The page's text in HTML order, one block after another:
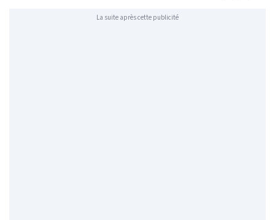
La suite après cette publicité